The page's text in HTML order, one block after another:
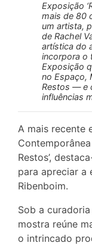
Exposição
mais de 80
um artista,
de Rachel
artística do
incorpora o
Exposição
no Espaço,
Restos — e
influências
A mais recente
Restos’,
para apreciar a
Ribenboim.
Sob a
mostra reúne
o intrincado